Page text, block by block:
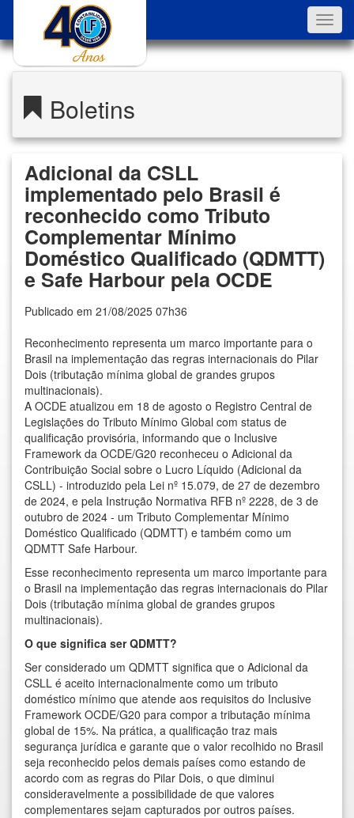
Boletins
Adicional da CSLL
implementado pelo Brasil é
reconhecido como Tributo
Complementar Mínimo
Doméstico Qualificado (QDMTT)
e Safe Harbour pela OCDE
Publicado em 21/08/2025 07h36
Reconhecimento representa um marco importante para o
Brasil na implementação das regras internacionais do Pilar
Dois (tributação mínima global de grandes grupos
multinacionais).
A OCDE atualizou em 18 de agosto o Registro Central de
Legislações do Tributo Mínimo Global com status de
qualificação provisória, informando que o Inclusive
Framework da OCDE/G20 reconheceu o Adicional da
Contribuição Social sobre o Lucro Líquido (Adicional da
CSLL) - introduzido pela Lei nº 15.079, de 27 de dezembro
de 2024, e pela Instrução Normativa RFB nº 2228, de 3 de
outubro de 2024 - um Tributo Complementar Mínimo
Doméstico Qualificado (QDMTT) e também como um
QDMTT Safe Harbour.
Esse reconhecimento representa um marco importante para
o Brasil na implementação das regras internacionais do Pilar
Dois (tributação mínima global de grandes grupos
multinacionais).
O que significa ser QDMTT?
Ser considerado um QDMTT significa que o Adicional da
CSLL é aceito internacionalmente como um tributo
doméstico mínimo que atende aos requisitos do Inclusive
Framework OCDE/G20 para compor a tributação mínima
global de 15%. Na prática, a qualificação traz mais
segurança jurídica e garante que o valor recolhido no Brasil
seja reconhecido pelos demais países como estando de
acordo com as regras do Pilar Dois, o que diminui
consideravelmente a possibilidade de que valores
complementares sejam capturados por outros países.